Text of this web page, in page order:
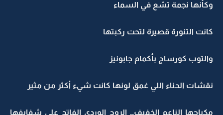
وكأنها نجمة تشع في السماء
كانت التنورة قصيرة لتحت ركبتها
والتوب كورساج بأكمام جابونيز
نقشات الحناء اللي غمق لونها كانت شيء أكثر من مثير
مكياجها الناعم الخفيف.. الروج الوردي الفاتح على شفايفها